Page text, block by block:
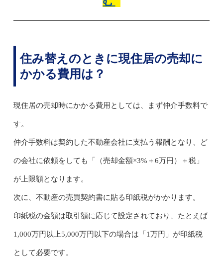
住み替えのときに現住居の売却に
かかる費用は？
現住居の売却時にかかる費用としては、まず仲介手数料で
す。
仲介手数料は契約した不動産会社に支払う報酬となり、ど
の会社に依頼をしても「（売却金額×3%＋6万円）＋税」
が上限額となります。
次に、不動産の売買契約書に貼る印紙税がかかります。
印紙税の金額は取引額に応じて設定されており、たとえば
1,000万円以上5,000万円以下の場合は「1万円」が印紙税
として必要です。